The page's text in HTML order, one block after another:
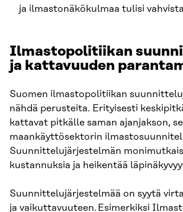
ja ilmastonäkökulmaa tulisi
Ilmastopolitiikan
ja kattavuuden
Suomen ilmastopolitiikan
nähdä perusteita. Erityisesti
kattavat pitkälle saman ajanjakson,
maankäyttösektorin
Suunnittelujärjestelmän
kustannuksia ja heikentää
Suunnittelujärjestelmää on syytä
ja vaikuttavuuteen. Esimerkiksi